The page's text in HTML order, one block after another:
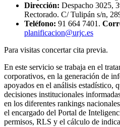
Dirección: Despacho 3025,
Rectorado. C/ Tulipán s/n,
Teléfono: 91 664 7401.
planificacion@urjc.es
Para visitas concertar cita previa.
En este servicio se trabaja en el
corporativos, en la generación de
apoyados en el análisis estadístico,
decisiones institucionales
en los diferentes rankings
el encargado del Portal de
permisos, RLS y el cálculo de